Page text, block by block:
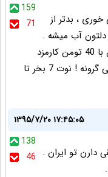
159
71
، بدتر از
آب میشه .
بعدشم طلا می خری گرمی 110 تومن با 40 تومن کارمزد
صداتون در نمیاد اونوقت گوشی سونی گرونه ! نوت 7 بخر تا
۱۳۹۵/۷/۲۰ ۱۷:۴۵:۰۵
138
46 تو ایران .